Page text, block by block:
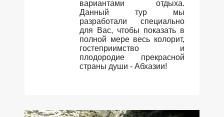
вариантами отдыха.
Данный тур мы
разработали специально
для Вас, чтобы показать в
полной мере весь колорит,
гостеприимство и
плодородие прекрасной
страны души - Абхазии!